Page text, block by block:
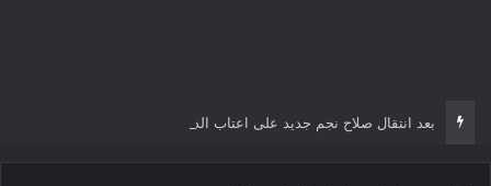
بعد انتقال صلاح نجم جديد على اعتاب الدوري التركي